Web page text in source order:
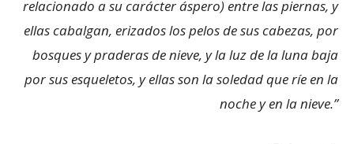
relacionado a su carácter áspero) entre las piernas, y
ellas cabalgan, erizados los pelos de sus cabezas, por
bosques y praderas de nieve, y la luz de la luna baja
por sus esqueletos, y ellas son la soledad que ríe en la
noche y en la nieve.”